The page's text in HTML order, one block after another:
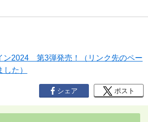
ン2024 第3弾発売！（リンク先のペー
た）
シェア ポスト